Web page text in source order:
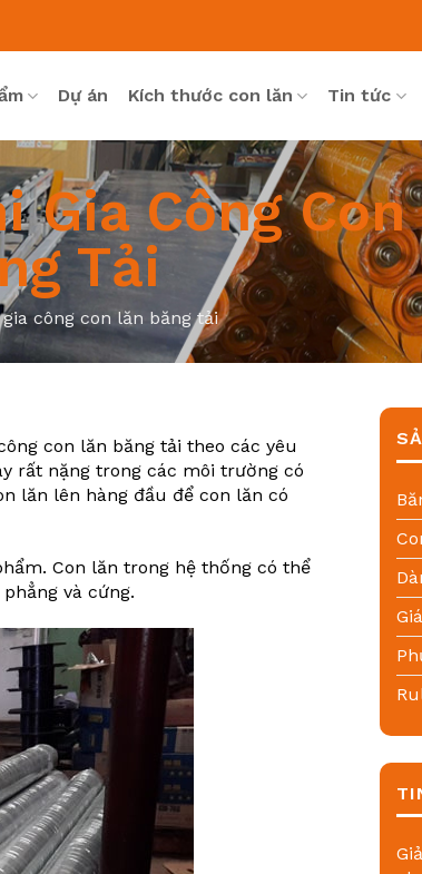
Dự án Kích thước con lăn Tin tức
Gia Công Con
Tải
công con lăn băng tải
con lăn băng tải theo các yêu
rất nặng trong các môi trường có
lăn lên hàng đầu để con lăn có
Con lăn trong hệ thống có thể
và cứng.